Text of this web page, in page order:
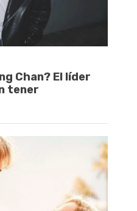
Chan? El líder
tener